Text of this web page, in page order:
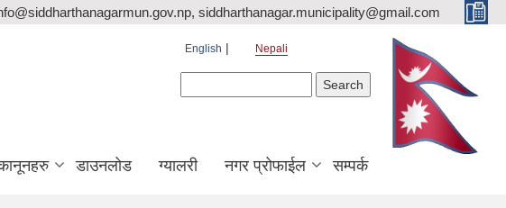
siddharthanagar.municipality@gmail.com
English Nepali
डाउनलोड ग्यालरी नगर प्रोफाईल सम्पर्क